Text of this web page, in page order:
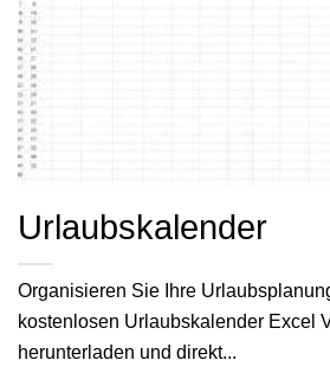
Urlaubskalender
Organisieren Sie Ihre
kostenlosen Urlaubskalender Excel
herunterladen und direkt...